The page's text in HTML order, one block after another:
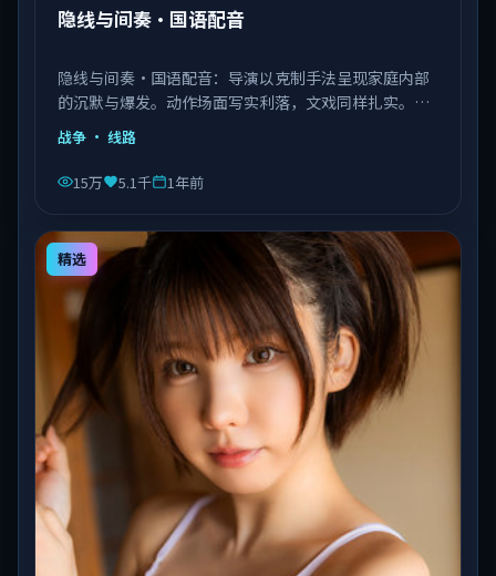
隐线与间奏·国语配音
隐线与间奏·国语配音：导演以克制手法呈现家庭内部
的沉默与爆发。动作场面写实利落，文戏同样扎实。由
李安执导，王景春、艾伦、赵丽颖等主演，中国大陆出
品，类型为战争。
战争 · 线路
15万 5.1千 1年前
精选